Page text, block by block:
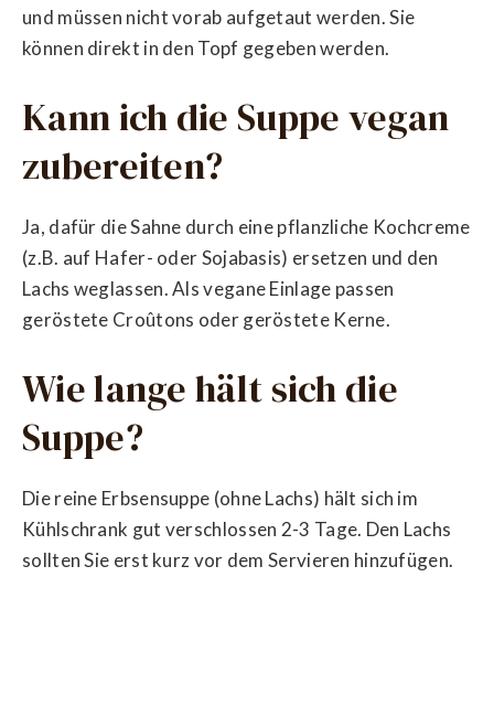
und müssen nicht vorab aufgetaut werden. Sie
können direkt in den Topf gegeben werden.
Kann ich die Suppe vegan
zubereiten?
Ja, dafür die Sahne durch eine pflanzliche Kochcreme
(z.B. auf Hafer- oder Sojabasis) ersetzen und den
Lachs weglassen. Als vegane Einlage passen
geröstete Croûtons oder geröstete Kerne.
Wie lange hält sich die
Suppe?
Die reine Erbsensuppe (ohne Lachs) hält sich im
Kühlschrank gut verschlossen 2-3 Tage. Den Lachs
sollten Sie erst kurz vor dem Servieren hinzufügen.